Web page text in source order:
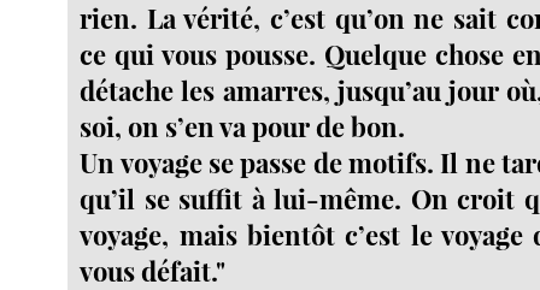
rien. La vérité, c’est qu’on ne sait
ce qui vous pousse. Quelque chose
détache les amarres, jusqu’au jour
soi, on s’en va pour de bon.
Un voyage se passe de motifs. Il ne
qu’il se suffit à lui-même. On croit
voyage, mais bientôt c’est le
vous défait."